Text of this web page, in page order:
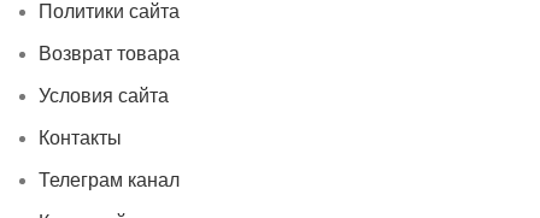
Политики сайта
Возврат товара
Условия сайта
Контакты
Телеграм канал